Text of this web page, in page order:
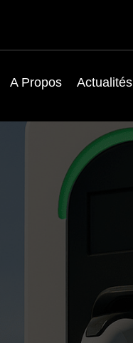
A Propos Actualités